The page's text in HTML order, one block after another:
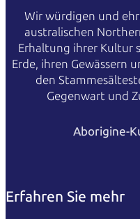
Wir würdigen und
australischen
Erhaltung ihrer Kultur
Erde, ihren Gewässern
den
Gegenwart und
Aborigine-
Erfahren Sie mehr